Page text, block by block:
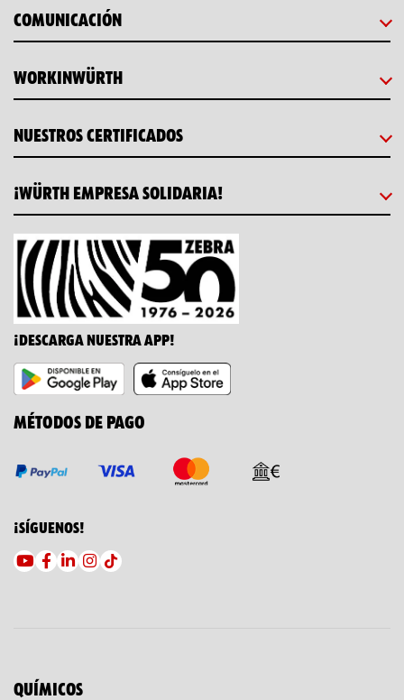
COMUNICACIÓN
WORKINWÜRTH
NUESTROS CERTIFICADOS
¡WÜRTH EMPRESA SOLIDARIA!
¡DESCARGA NUESTRA APP!
MÉTODOS DE PAGO
¡SÍGUENOS!
QUÍMICOS